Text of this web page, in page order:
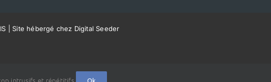
| Site hébergé chez Digital Seeder
Ok